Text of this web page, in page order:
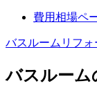
費用相場ペ
バスルームリフォ
バスルーム